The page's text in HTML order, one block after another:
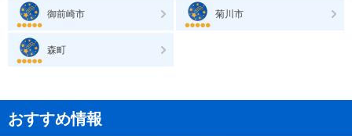
御前崎市 菊川市
森町
おすすめ情報